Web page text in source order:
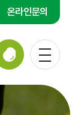
온라인문의